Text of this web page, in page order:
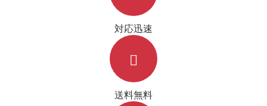
対応迅速
送料無料